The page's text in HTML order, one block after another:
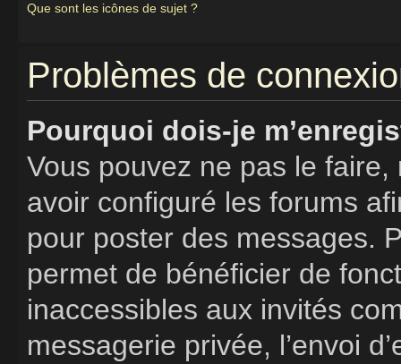
Que sont les icônes de sujet ?
Problèmes de
Pourquoi dois-je
Vous pouvez ne pas le
avoir configuré les forums
pour poster des messages.
permet de bénéficier de
inaccessibles aux invités
messagerie privée, l’envoi